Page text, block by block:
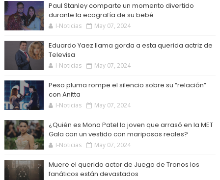
Paul Stanley comparte un momento divertido
durante la ecografía de su bebé
I-Noticias May 07, 2024
Eduardo Yaez llama gorda a esta querida actriz de
Televisa
I-Noticias May 07, 2024
Peso pluma rompe el silencio sobre su “relación”
con Anitta
I-Noticias May 07, 2024
¿Quién es Mona Patel la joven que arrasó en la MET
Gala con un vestido con mariposas reales?
I-Noticias May 07, 2024
Muere el querido actor de Juego de Tronos los
fanáticos están devastados